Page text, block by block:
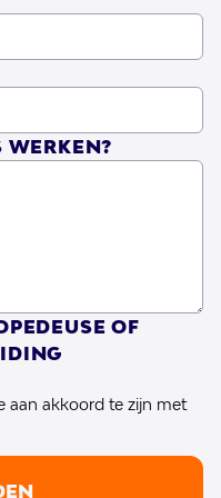
van de
van de
centraal.
samen met
van een
voor de
biedt
WERKEN?
OF
aan akkoord te zijn met